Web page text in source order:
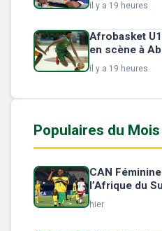
il y a 19 heures
Afrobasket
en scène à
il y a 19 heures
Populaires du Mois
CAN
l’Afrique du
hier